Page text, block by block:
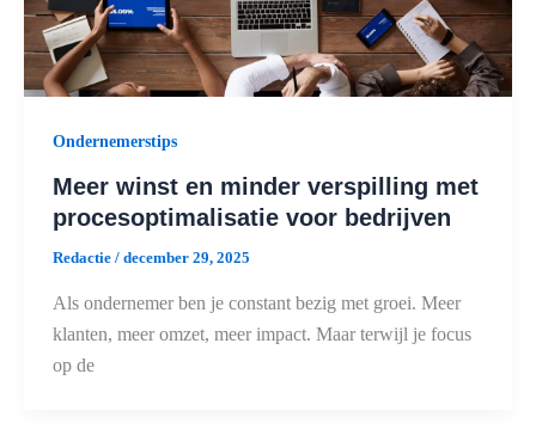
Ondernemerstips
Meer winst en minder verspilling met
procesoptimalisatie voor bedrijven
Redactie / december 29, 2025
Als ondernemer ben je constant bezig met groei. Meer
klanten, meer omzet, meer impact. Maar terwijl je focus
op de